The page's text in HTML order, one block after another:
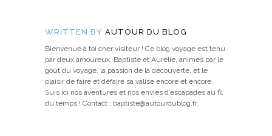
WRITTEN BY AUTOUR DU BLOG
Bienvenue à toi cher visiteur ! Ce blog voyage est tenu
par deux amoureux, Baptiste et Aurélie, animés par le
goût du voyage, la passion de la découverte, et le
plaisir de faire et défaire sa valise encore et encore.
Suis ici nos aventures et nos envies d’escapades au fil
du temps ! Contact : baptiste@autourdublog.fr.